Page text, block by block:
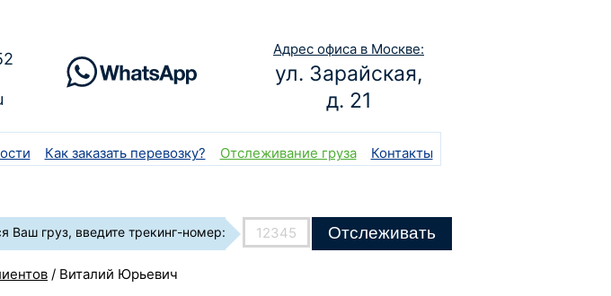
Адрес офиса в Москве:
ул. Зарайская,
д. 21
Как заказать перевозку? Отслеживание груза Контакты
Ваш груз, введите трекинг-номер: Отслеживать
/ Виталий Юрьевич